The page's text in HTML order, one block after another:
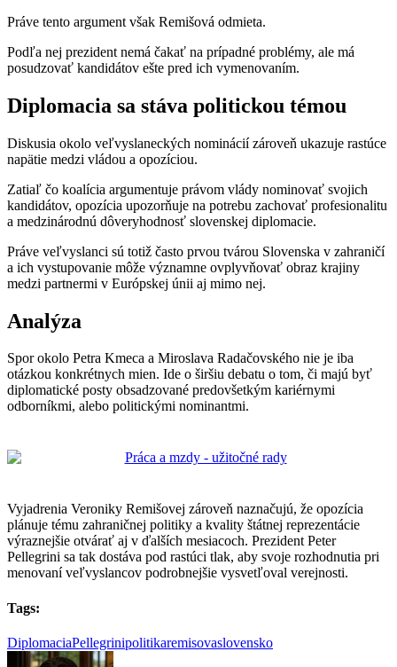
Práve tento argument však Remišová odmieta.
Podľa nej prezident nemá čakať na prípadné problémy, ale má
posudzovať kandidátov ešte pred ich vymenovaním.
Diplomacia sa stáva politickou témou
Diskusia okolo veľvyslaneckých nominácií zároveň ukazuje rastúce
napätie medzi vládou a opozíciou.
Zatiaľ čo koalícia argumentuje právom vlády nominovať svojich
kandidátov, opozícia upozorňuje na potrebu zachovať profesionalitu
a medzinárodnú dôveryhodnosť slovenskej diplomacie.
Práve veľvyslanci sú totiž často prvou tvárou Slovenska v zahraničí
a ich vystupovanie môže významne ovplyvňovať obraz krajiny
medzi partnermi v Európskej únii aj mimo nej.
Analýza
Spor okolo Petra Kmeca a Miroslava Radačovského nie je iba
otázkou konkrétnych mien. Ide o širšiu debatu o tom, či majú byť
diplomatické posty obsadzované predovšetkým kariérnymi
odborníkmi, alebo politickými nominantmi.
Vyjadrenia Veroniky Remišovej zároveň naznačujú, že opozícia
plánuje tému zahraničnej politiky a kvality štátnej reprezentácie
výraznejšie otvárať aj v ďalších mesiacoch. Prezident Peter
Pellegrini sa tak dostáva pod rastúci tlak, aby svoje rozhodnutia pri
menovaní veľvyslancov podrobnejšie vysvetľoval verejnosti.
Tags:
DiplomaciaPellegrinipolitikaremisovaslovensko